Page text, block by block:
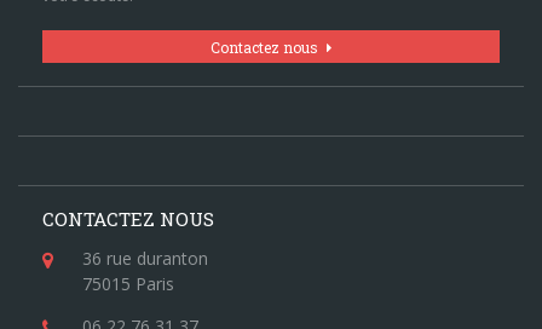
Contactez nous
CONTACTEZ NOUS
36 rue duranton
75015 Paris